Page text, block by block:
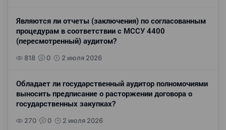
Являются ли отчеты (заключения) по согласованным
процедурам в соответствии с МССУ 4400
(пересмотренный) аудитом?
818 0 2 июля 2026
Обладает ли государственный аудитор полномочиями
выносить предписание о расторжении договора о
государственных закупках?
270 0 2 июля 2026